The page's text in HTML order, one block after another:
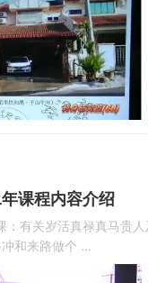
课程内容介绍
：有关岁活真禄真马贵
和来路做个 ...